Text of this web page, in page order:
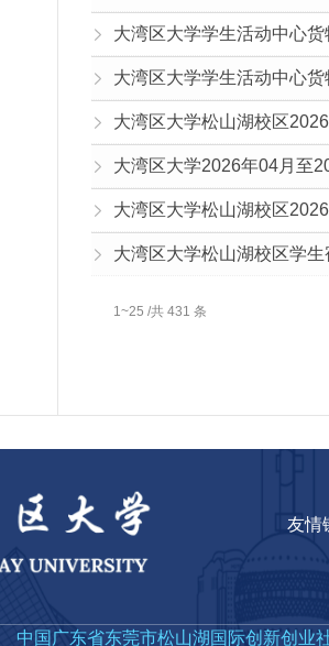
大湾区大学学生活动中心
大湾区大学学生活动中心
大湾区大学松山湖校区
大湾区大学2026年04月至
大湾区大学松山湖校区
1~25 /共 431 条
友情
中国广东省东莞市松山湖国际创新创业